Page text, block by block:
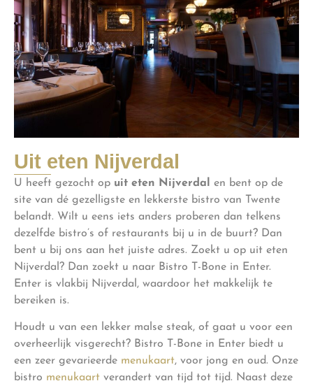
Uit eten Nijverdal
U heeft gezocht op uit eten Nijverdal
en bent op de
site van dé gezelligste en lekkerste bistro van Twente
belandt. Wilt u eens iets anders proberen dan telkens
dezelfde bistro’s of restaurants bij u in de buurt? Dan
bent u bij ons aan het juiste adres. Zoekt u op uit eten
Nijverdal? Dan zoekt u naar Bistro T-Bone in Enter.
Enter is vlakbij Nijverdal, waardoor het makkelijk te
bereiken is.
Houdt u van een lekker malse steak, of gaat u voor een
overheerlijk visgerecht? Bistro T-Bone in Enter biedt u
een zeer gevarieerde menukaart, voor jong en oud. Onze
bistro menukaart verandert van tijd tot tijd. Naast deze